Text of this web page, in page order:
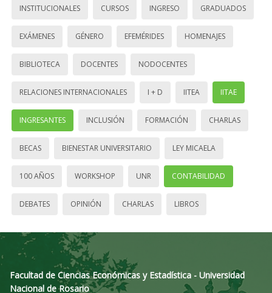
INSTITUCIONALES CURSOS INGRESO GRADUADOS
EXÁMENES GÉNERO EFEMÉRIDES HOMENAJES
BIBLIOTECA DOCENTES NODOCENTES
RELACIONES INTERNACIONALES I + D IITEA IITAE
INGRESANTES INCLUSIÓN FORMACIÓN CHARLAS
BECAS BIENESTAR UNIVERSITARIO LEY MICAELA
100 AÑOS WORKSHOP UNR CONTABILIDAD
DEBATES OPINIÓN CHARLAS LIBROS
Facultad de Ciencias Económicas y Estadística - Universidad
Nacional de Rosario